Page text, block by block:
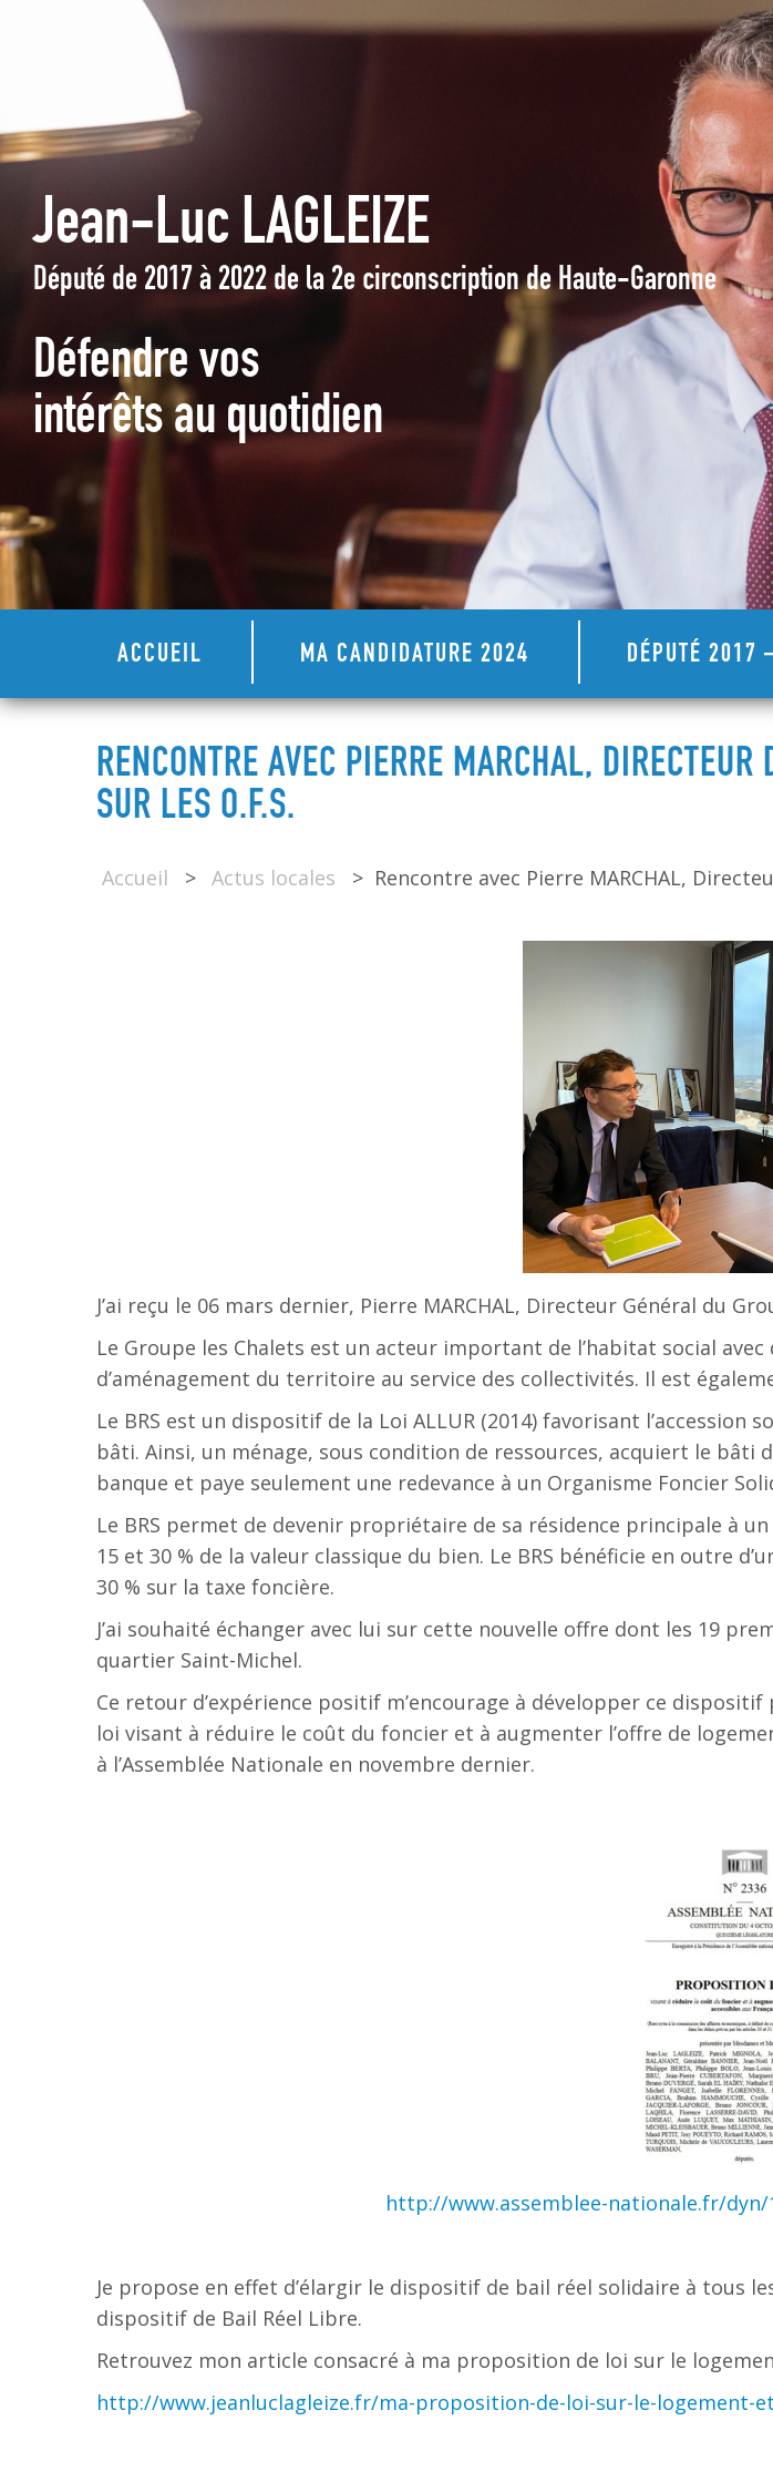
Jean-Luc LAGLEIZE
Député de 2017 à 2022 de la 2e circonscription de Haute-Garonne
Défendre vos
intérêts au quotidien
ACCUEIL MA CANDIDATURE 2024 DÉPUTÉ 2017
RENCONTRE AVEC PIERRE MARCHAL,
SUR LES O.F.S.
Accueil > Actus locales > Rencontre avec Pierre MARCHAL,
J’ai reçu le 06 mars dernier, Pierre MARCHAL, Directeur Général du
Le Groupe les Chalets est un acteur important de l’habitat social
d’aménagement du territoire au service des collectivités. Il est
Le BRS est un dispositif de la Loi ALLUR (2014) favorisant
bâti. Ainsi, un ménage, sous condition de ressources, acquiert le bâti
banque et paye seulement une redevance à un Organisme Foncier
Le BRS permet de devenir propriétaire de sa résidence principale à
15 et 30 % de la valeur classique du bien. Le BRS bénéficie en outre
30 % sur la taxe foncière.
J’ai souhaité échanger avec lui sur cette nouvelle offre dont les 19
quartier Saint-Michel.
Ce retour d’expérience positif m’encourage à développer ce
loi visant à réduire le coût du foncier et à augmenter l’offre de
à l’Assemblée Nationale en novembre dernier.
http://www.assemblee-nationale.fr/
Je propose en effet d’élargir le dispositif de bail réel solidaire à tous
dispositif de Bail Réel Libre.
Retrouvez mon article consacré à ma proposition de loi sur le
http://www.jeanluclagleize.fr/ma-proposition-de-loi-sur-le-logement-